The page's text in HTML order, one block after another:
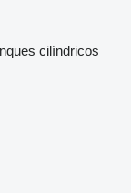
cilíndricos